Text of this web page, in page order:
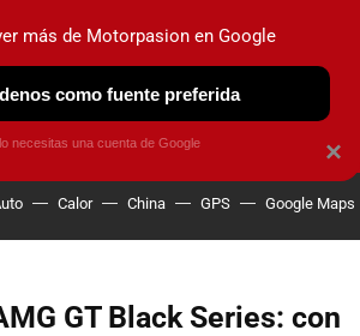
ELÉCTRICOS OBSERVATORIO
Calor China GPS Google Maps
GT Black Series: con
×
más de Motorpasion en Google
como fuente preferida
necesitas una cuenta de Google